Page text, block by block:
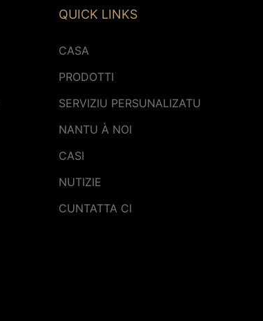
QUICK LINKS
CASA
PRODOTTI
SERVIZIU PERSUNALIZATU
NANTU À NOI
CASI
NUTIZIE
CUNTATTA CI